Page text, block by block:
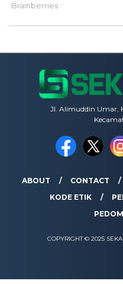
Jl. Alimuddin Umar,
ABOUT CONTACT
KODE ETIK
COPYRIGHT © 2025